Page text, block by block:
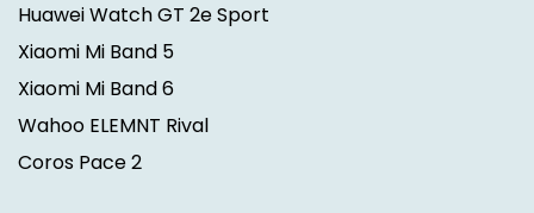
Huawei Watch GT 2e Sport
Xiaomi Mi Band 5
Xiaomi Mi Band 6
Wahoo ELEMNT Rival
Coros Pace 2